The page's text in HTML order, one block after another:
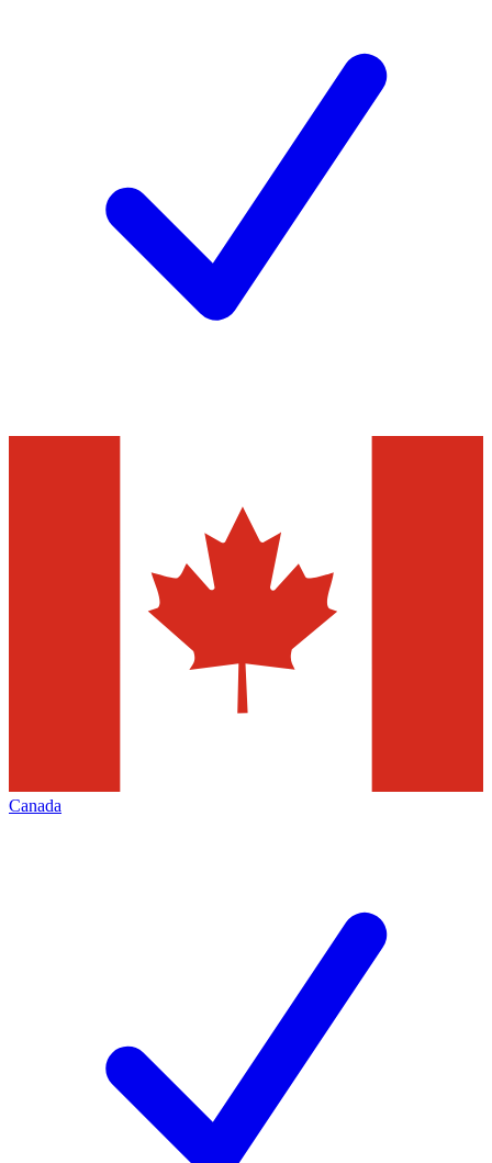
Canada